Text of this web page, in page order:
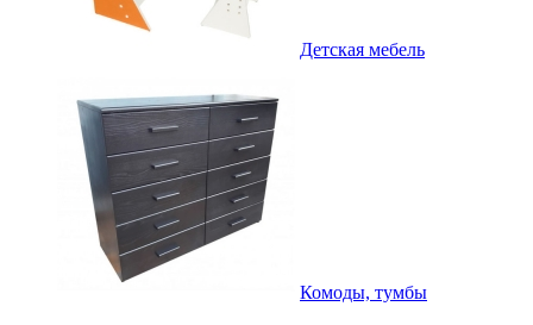
Детская мебель
Комоды, тумбы